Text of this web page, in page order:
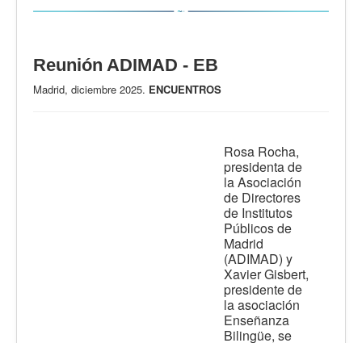
Reunión ADIMAD - EB
Madrid, diciembre 2025. ENCUENTROS
Rosa Rocha,
presidenta de
la Asociación
de Directores
de Institutos
Públicos de
Madrid
(ADIMAD) y
Xavier Gisbert,
presidente de
la asociación
Enseñanza
Bilingüe, se